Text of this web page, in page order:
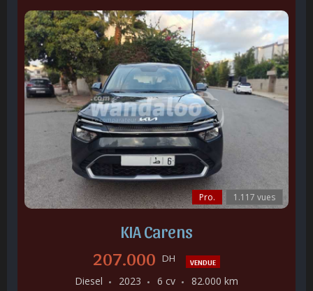
Pro. 1.117 vues
KIA Carens
207.000 DH VENDUE
Diesel 2023 6 cv 82.000 km